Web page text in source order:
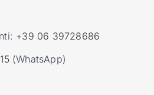
+39 06 39728686
(WhatsApp)